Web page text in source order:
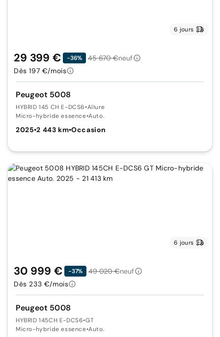
6 jours
Peugeot 5008
HYBRID 145 CH E-DCS6•Allure
Micro-hybride essence•Auto.
2025•2 443 km•Occasion
29 399 € -36% 45 670 €neuf
Dès 197 €/mois
6 jours
Peugeot 5008
HYBRID 145CH E-DCS6•GT
Micro-hybride essence•Auto.
30 999 € -37% 49 020 €neuf
Dès 233 €/mois